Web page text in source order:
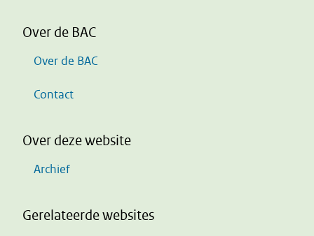
Over de BAC
Over de BAC
Contact
Over deze website
Archief
Gerelateerde websites